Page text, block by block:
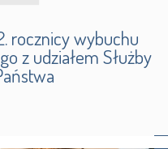
rocznicy wybuchu
z udziałem Służby